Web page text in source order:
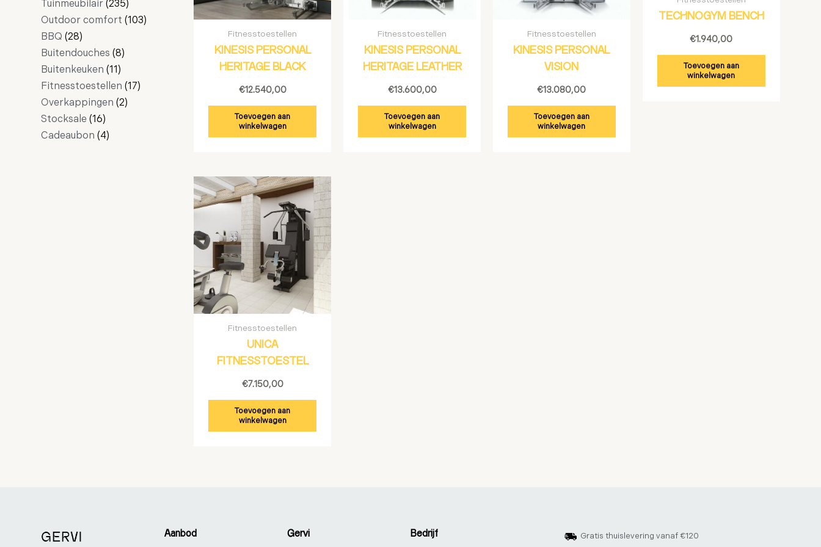
Tuinmeubilair 235
Outdoor comfort 103
BBQ 28
Buitendouches 8
Buitenkeuken 11
Fitnesstoestellen 17
Overkappingen 2
Stocksale 16
Cadeaubon 4
Fitnesstoestellen
KINESIS PERSONAL
HERITAGE BLACK
€12.540,00
Toevoegen aan
winkelwagen
Fitnesstoestellen
KINESIS PERSONAL
HERITAGE LEATHER
€13.600,00
Toevoegen aan
winkelwagen
Fitnesstoestellen
KINESIS PERSONAL
VISION
€13.080,00
Toevoegen aan
winkelwagen
TECHNOGYM BENCH
€1.940,00
Toevoegen aan
winkelwagen
Fitnesstoestellen
UNICA
FITNESSTOESTEL
€7.150,00
Toevoegen aan
winkelwagen
Aanbod Gervi Bedrijf Gratis thuislevering vanaf €120